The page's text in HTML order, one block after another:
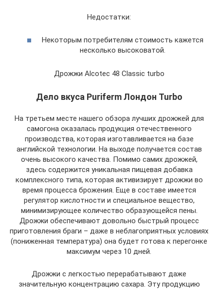
Недостатки:
Некоторым потребителям стоимость кажется
несколько высоковатой.
Дрожжи Alcotec 48 Classic turbo
Дело вкуса Puriferm Лондон Turbo
На третьем месте нашего обзора лучших дрожжей для
самогона оказалась продукция отечественного
производства, которая изготавливается на базе
английской технологии. На выходе получается состав
очень высокого качества. Помимо самих дрожжей,
здесь содержится уникальная пищевая добавка
комплексного типа, которая активизирует дрожжи во
время процесса брожения. Еще в составе имеется
регулятор кислотности и специальное вещество,
минимизирующее количество образующейся пены.
Дрожжи обеспечивают довольно быстрый процесс
приготовления браги – даже в неблагоприятных условиях
(пониженная температура) она будет готова к перегонке
максимум через 10 дней.
Дрожжи с легкостью перерабатывают даже
значительную концентрацию сахара. Эту продукцию